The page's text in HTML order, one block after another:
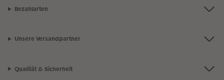
Bezahlarten
Unsere Versandpartner
Qualität & Sicherheit